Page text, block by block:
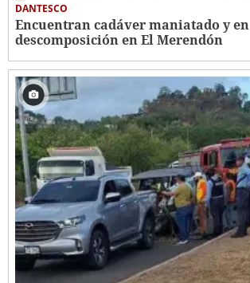
DANTESCO
Encuentran cadáver maniatado y en
descomposición en El Merendón